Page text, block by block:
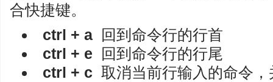
合快捷键。
ctrl + a 回到命令行的行首
ctrl + e 回到命令行的行尾
ctrl + c 取消当前行输入的命令